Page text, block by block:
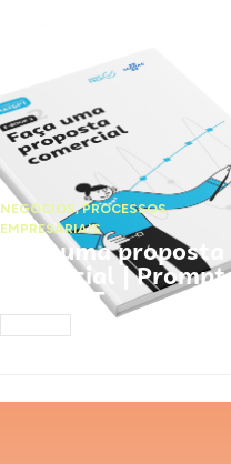
NEGÓCIOS,PROCESSOS
EMPRESARIAIS
Faça uma proposta
comercial |
ChatGPT